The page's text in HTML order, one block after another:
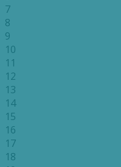
7
8
9
10
11
12
13
14
15
16
17
18